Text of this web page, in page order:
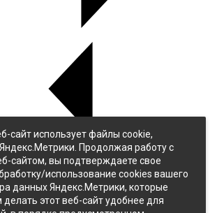
сайт использует файлы cookie,
Продолжая работу с
сайтом, вы подтверждаете свое
использование cookies вашего
данных Яндекс.Метрики, которые
этот веб-сайт удобнее для